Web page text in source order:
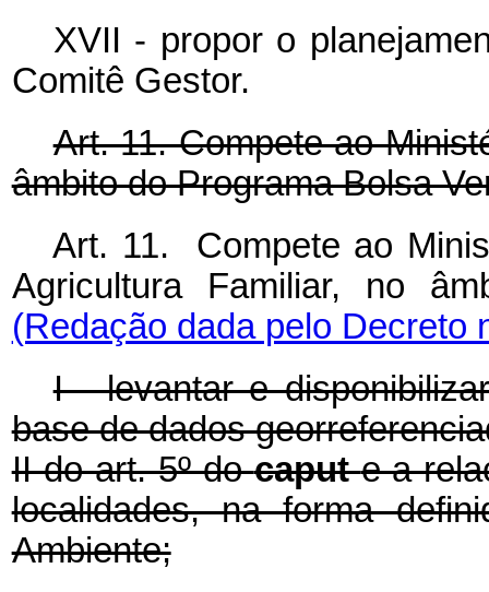
XVII - propor o
Comitê Gestor.
Art. 11. Compete ao
âmbito do Programa Bolsa
Art. 11. Compete ao
Agricultura Familiar, no
(Redação dada pelo Decreto
I - levantar e
base de dados
II do art. 5º docapute a
localidades, na forma
Ambiente;